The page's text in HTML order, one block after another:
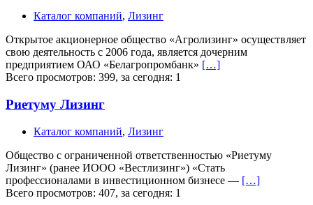
Каталог компаний, Лизинг
Открытое акционерное общество «Агролизинг» осуществляет
свою деятельность с 2006 года, является дочерним
предприятием ОАО «Белагропромбанк» […]
Всего просмотров: 399, за сегодня: 1
Риетуму Лизинг
Каталог компаний, Лизинг
Общество с ограниченной ответственностью «Риетуму
Лизинг» (ранее ИООО «Вестлизинг») «Стать
профессионалами в инвестиционном бизнесе — […]
Всего просмотров: 407, за сегодня: 1